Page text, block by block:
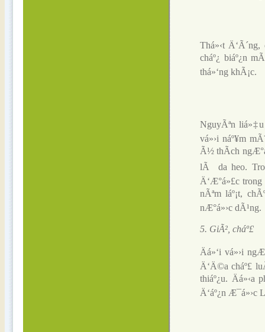
Thá»‹t
cháº¿ biáº¿n
thá»‘ng khÃ¡c.
NguyÃªn
vá»›i náº¥m
Ã½ thÃ­ch
lÃ da heo.
Ä‘Æ°á»£c trong
nÃªm láº¡t,
nÆ°á»›c dÃ¹ng.
5. GiÃ², cháº£
Äá»‘i vá»›i
Ä‘Ä©a cháº£
thiáº¿u.
Ä‘áº¿n